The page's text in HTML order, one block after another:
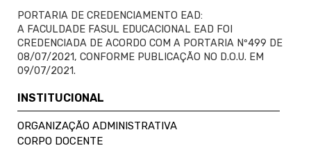
PORTARIA DE CREDENCIAMENTO EAD:
A FACULDADE FASUL EDUCACIONAL EAD FOI
CREDENCIADA DE ACORDO COM A PORTARIA Nº499 DE
08/07/2021, CONFORME PUBLICAÇÃO NO D.O.U. EM
09/07/2021.
INSTITUCIONAL
ORGANIZAÇÃO ADMINISTRATIVA
CORPO DOCENTE